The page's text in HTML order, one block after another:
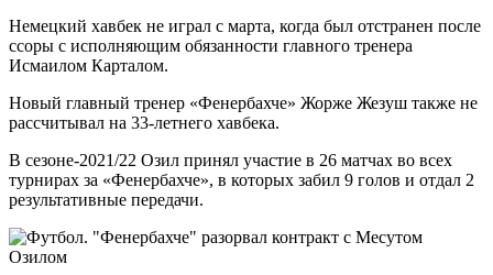
Немецкий хавбек не играл с марта, когда был отстранен после
ссоры с исполняющим обязанности главного тренера
Исмаилом Карталом.
Новый главный тренер «Фенербахче» Жорже Жезуш также не
рассчитывал на 33-летнего хавбека.
В сезоне-2021/22 Озил принял участие в 26 матчах во всех
турнирах за «Фенербахче», в которых забил 9 голов и отдал 2
результативные передачи.